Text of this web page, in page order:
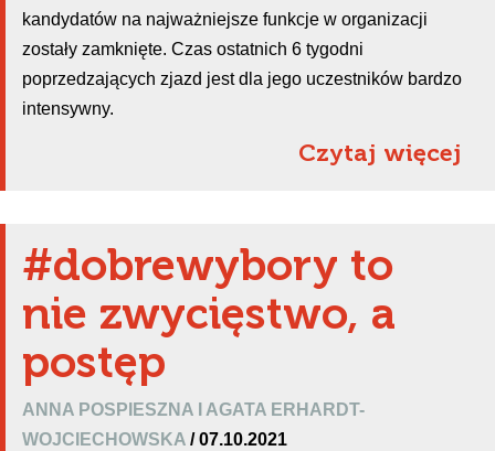
kandydatów na najważniejsze funkcje w organizacji
zostały zamknięte. Czas ostatnich 6 tygodni
poprzedzających zjazd jest dla jego uczestników bardzo
intensywny.
Czytaj więcej
#dobrewybory to
nie zwycięstwo, a
postęp
ANNA POSPIESZNA I AGATA ERHARDT-
WOJCIECHOWSKA / 07.10.2021